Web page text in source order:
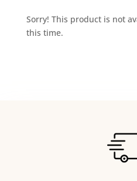
Sorry! This product is not
this time.